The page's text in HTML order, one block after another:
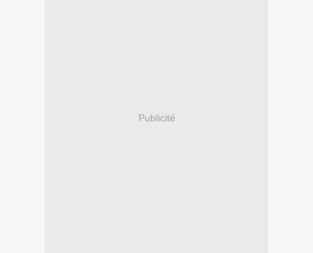
Publicité